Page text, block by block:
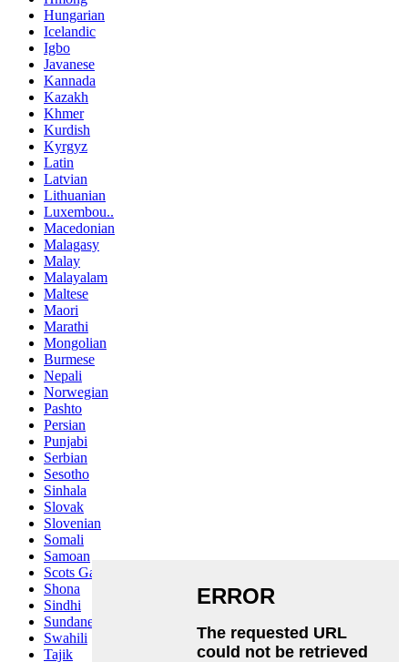
Hungarian
Icelandic
Igbo
Javanese
Kannada
Kazakh
Khmer
Kurdish
Kyrgyz
Latin
Latvian
Lithuanian
Luxembou..
Macedonian
Malagasy
Malay
Malayalam
Maltese
Maori
Marathi
Mongolian
Burmese
Nepali
Norwegian
Pashto
Persian
Punjabi
Serbian
Sesotho
Sinhala
Slovak
Slovenian
Somali
Samoan
Scots Gaelic
Shona
Sindhi
Sundanese
Swahili
Tajik